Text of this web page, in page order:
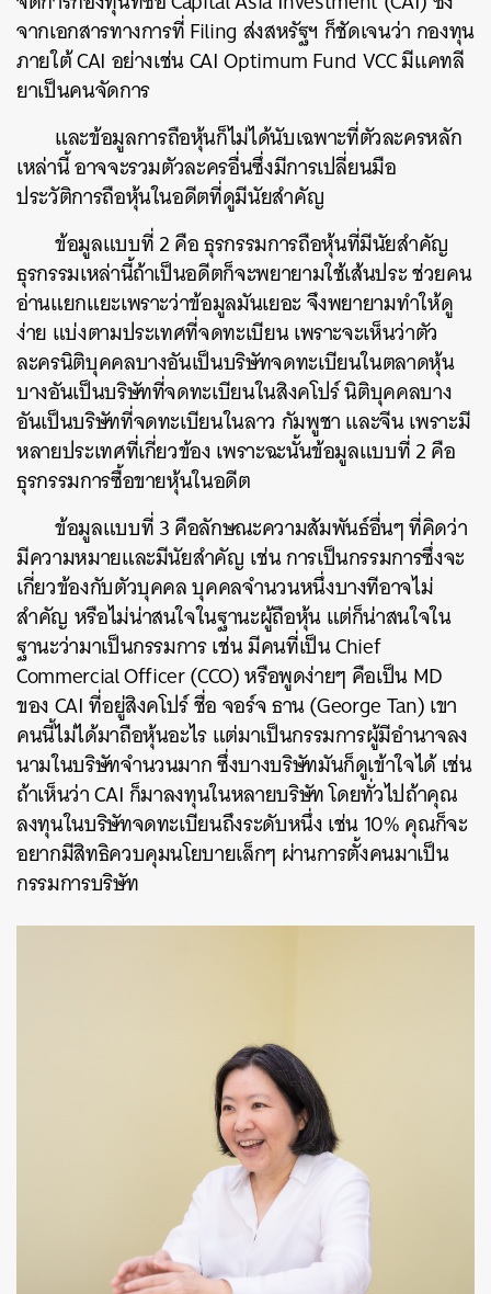
จากเอกสารทางการที่ Filing ส่งสหรัฐฯ ก็ชัดเจนว่า กองทุน
ภายใต้ CAI อย่างเช่น CAI Optimum Fund VCC มีแคทลี
ยาเป็นคนจัดการ
และข้อมูลการถือหุ้นก็ไม่ได้นับเฉพาะที่ตัวละครหลัก
เหล่านี้ อาจจะรวมตัวละครอื่นซึ่งมีการเปลี่ยนมือ
ประวัติการถือหุ้นในอดีตที่ดูมีนัยสำคัญ
ข้อมูลแบบที่ 2 คือ ธุรกรรมการถือหุ้นที่มีนัยสำคัญ
ธุรกรรมเหล่านี้ถ้าเป็นอดีตก็จะพยายามใช้เส้นประ ช่วยคน
อ่านแยกแยะเพราะว่าข้อมูลมันเยอะ จึงพยายามทำให้ดู
ง่าย แบ่งตามประเทศที่จดทะเบียน เพราะจะเห็นว่าตัว
ละครนิติบุคคลบางอันเป็นบริษัทจดทะเบียนในตลาดหุ้น
บางอันเป็นบริษัทที่จดทะเบียนในสิงคโปร์ นิติบุคคลบาง
อันเป็นบริษัทที่จดทะเบียนในลาว กัมพูชา และจีน เพราะมี
หลายประเทศที่เกี่ยวข้อง เพราะฉะนั้นข้อมูลแบบที่ 2 คือ
ธุรกรรมการซื้อขายหุ้นในอดีต
ข้อมูลแบบที่ 3 คือลักษณะความสัมพันธ์อื่นๆ ที่คิดว่า
มีความหมายและมีนัยสำคัญ เช่น การเป็นกรรมการซึ่งจะ
เกี่ยวข้องกับตัวบุคคล บุคคลจำนวนหนึ่งบางทีอาจไม่
สำคัญ หรือไม่น่าสนใจในฐานะผู้ถือหุ้น แต่ก็น่าสนใจใน
ฐานะว่ามาเป็นกรรมการ เช่น มีคนที่เป็น Chief
Commercial Officer (CCO) หรือพูดง่ายๆ คือเป็น MD
ของ CAI ที่อยู่สิงคโปร์ ชื่อ จอร์จ ธาน (George Tan) เขา
คนนี้ไม่ได้มาถือหุ้นอะไร แต่มาเป็นกรรมการผู้มีอำนาจลง
นามในบริษัทจำนวนมาก ซึ่งบางบริษัทมันก็ดูเข้าใจได้ เช่น
ถ้าเห็นว่า CAI ก็มาลงทุนในหลายบริษัท โดยทั่วไปถ้าคุณ
ลงทุนในบริษัทจดทะเบียนถึงระดับหนึ่ง เช่น 10% คุณก็จะ
อยากมีสิทธิควบคุมนโยบายเล็กๆ ผ่านการตั้งคนมาเป็น
กรรมการบริษัท